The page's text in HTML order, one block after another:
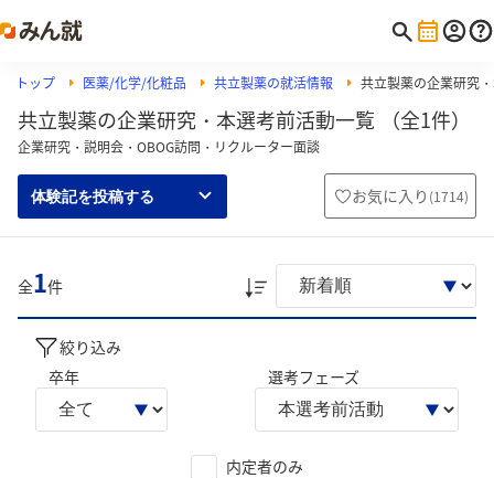
トップ 医薬/化学/化粧品 共立製薬の就活情報 共立製薬の企業研究
共立製薬の企業研究・本選考前活動一覧 （全1件）
企業研究・説明会・OBOG訪問・リクルーター面談
体験記を投稿する お気に入り (1714)
全1件
絞り込み
卒年
選考フェーズ
内定者のみ